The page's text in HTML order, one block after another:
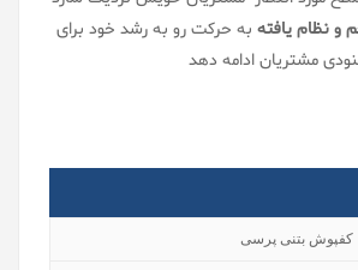
و نظام یافته به حرکت رو به رشد خود برای
مشتریان ادامه دهد
کفپوش بتنی پرسی